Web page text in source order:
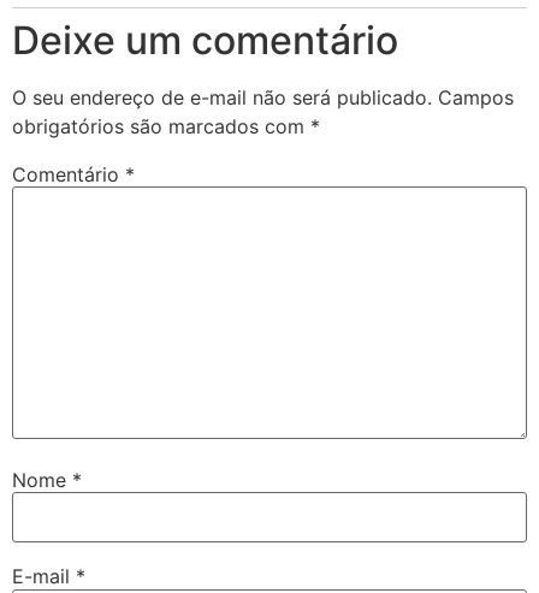
Deixe um comentário
O seu endereço de e-mail não será publicado. Campos
obrigatórios são marcados com *
Comentário *
Nome *
E-mail *